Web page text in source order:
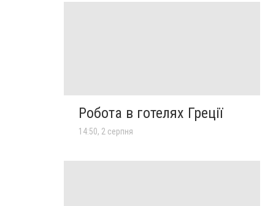
Робота в готелях Греції
14:50, 2 серпня